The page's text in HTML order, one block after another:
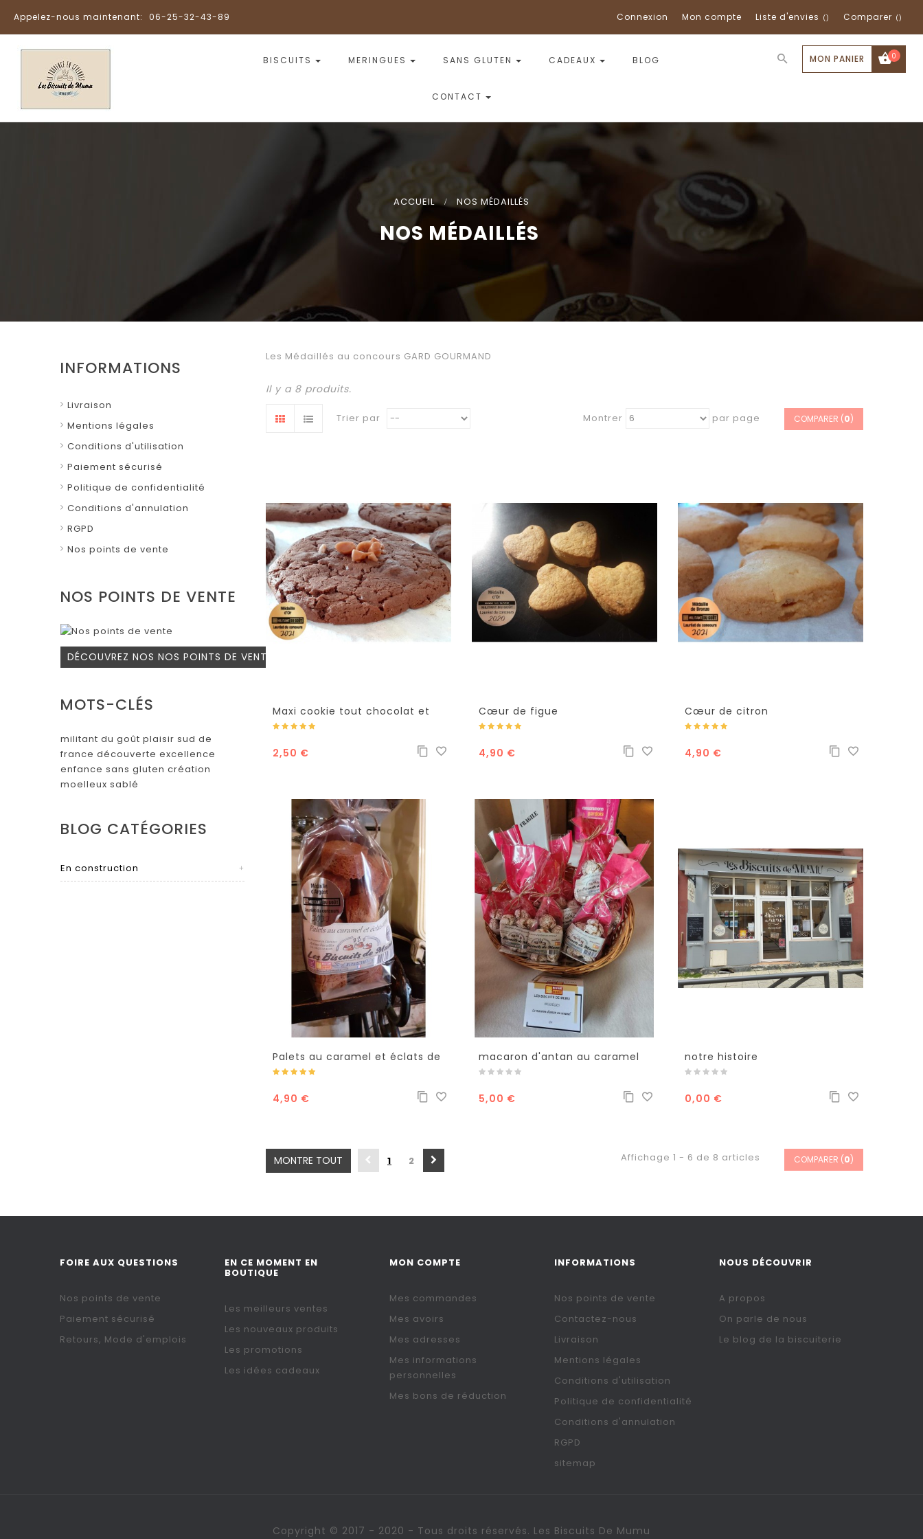
Connexion Mon compte Liste d'envies Comparer
Appelez-nous maintenant: 06-25-32-43-89
BISCUITS MERINGUES SANS GLUTEN CADEAUX BLOG
CONTACT
MON PANIER 0
ACCUEIL > NOS MÉDAILLÉS
INFORMATIONS
Livraison
Mentions légales
Conditions d'utilisation
Paiement sécurisé
Politique de confidentialité
Conditions d'annulation
RGPD
Nos points de vente
NOS POINTS DE VENTE
DÉCOUVREZ NOS NOS POINTS DE VENTE!
MOTS-CLÉS
militant du goût plaisir sud de
france découverte excellence
enfance sans gluten création
moelleux sablé
BLOG CATÉGORIES
En construction
Les Médaillés au concours GARD GOURMAND
NOS MÉDAILLÉS
Il y a 8 produits.
Trier par Montrer par page COMPARER (0)
Maxi cookie tout chocolat et
caramel
2,50 €
Cœur de figue
4,90 €
Cœur de citron
4,90 €
Palets au caramel et éclats de
caramel
4,90 €
macaron d'antan au caramel
5,00 €
notre histoire
0,00 €
MONTRE TOUT 1 2 Affichage 1 - 6 de 8 articles COMPARER (0)
FOIRE AUX QUESTIONS
Nos points de vente
Paiement sécurisé
Retours, Mode d'emplois
EN CE MOMENT EN
BOUTIQUE
Les meilleurs ventes
Les nouveaux produits
Les promotions
Les idées cadeaux
MON COMPTE
Mes commandes
Mes avoirs
Mes adresses
Mes informations
personnelles
Mes bons de réduction
INFORMATIONS
Nos points de vente
Contactez-nous
Livraison
Mentions légales
Conditions d'utilisation
Politique de confidentialité
Conditions d'annulation
RGPD
sitemap
NOUS DÉCOUVRIR
A propos
On parle de nous
Le blog de la biscuiterie
Copyright © 2017 - 2020 - Tous droits réservés. Les Biscuits De Mumu